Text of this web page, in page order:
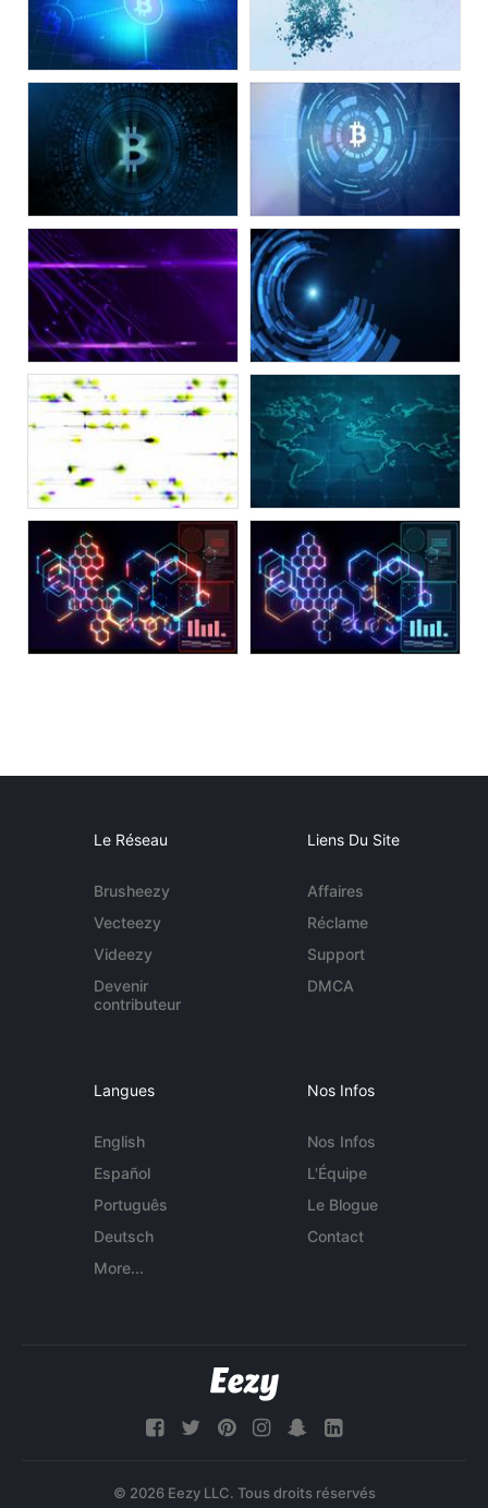
Le Réseau
Brusheezy
Vecteezy
Videezy
Devenir
contributeur
Liens Du Site
Affaires
Réclame
Support
DMCA
Langues
English
Español
Português
Deutsch
More...
Nos Infos
Nos Infos
L'Équipe
Le Blogue
Contact
© 2026 Eezy LLC. Tous droits réservés